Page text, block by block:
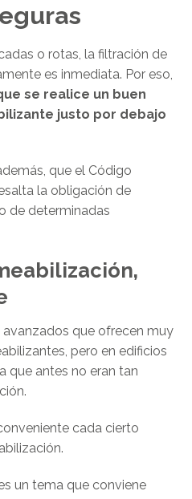
o rotas, la filtración de
es inmediata. Por eso,
se realice un buen
justo por debajo
que el Código
la obligación de
de determinadas
que ofrecen muy
pero en edificios
que antes no eran tan
cada cierto
un tema que conviene